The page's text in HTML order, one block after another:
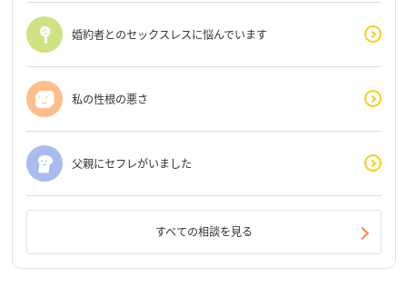
婚約者とのセックスレスに悩んでいます
私の性根の悪さ
父親にセフレがいました
すべての相談を見る